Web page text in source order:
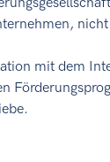
mit dem